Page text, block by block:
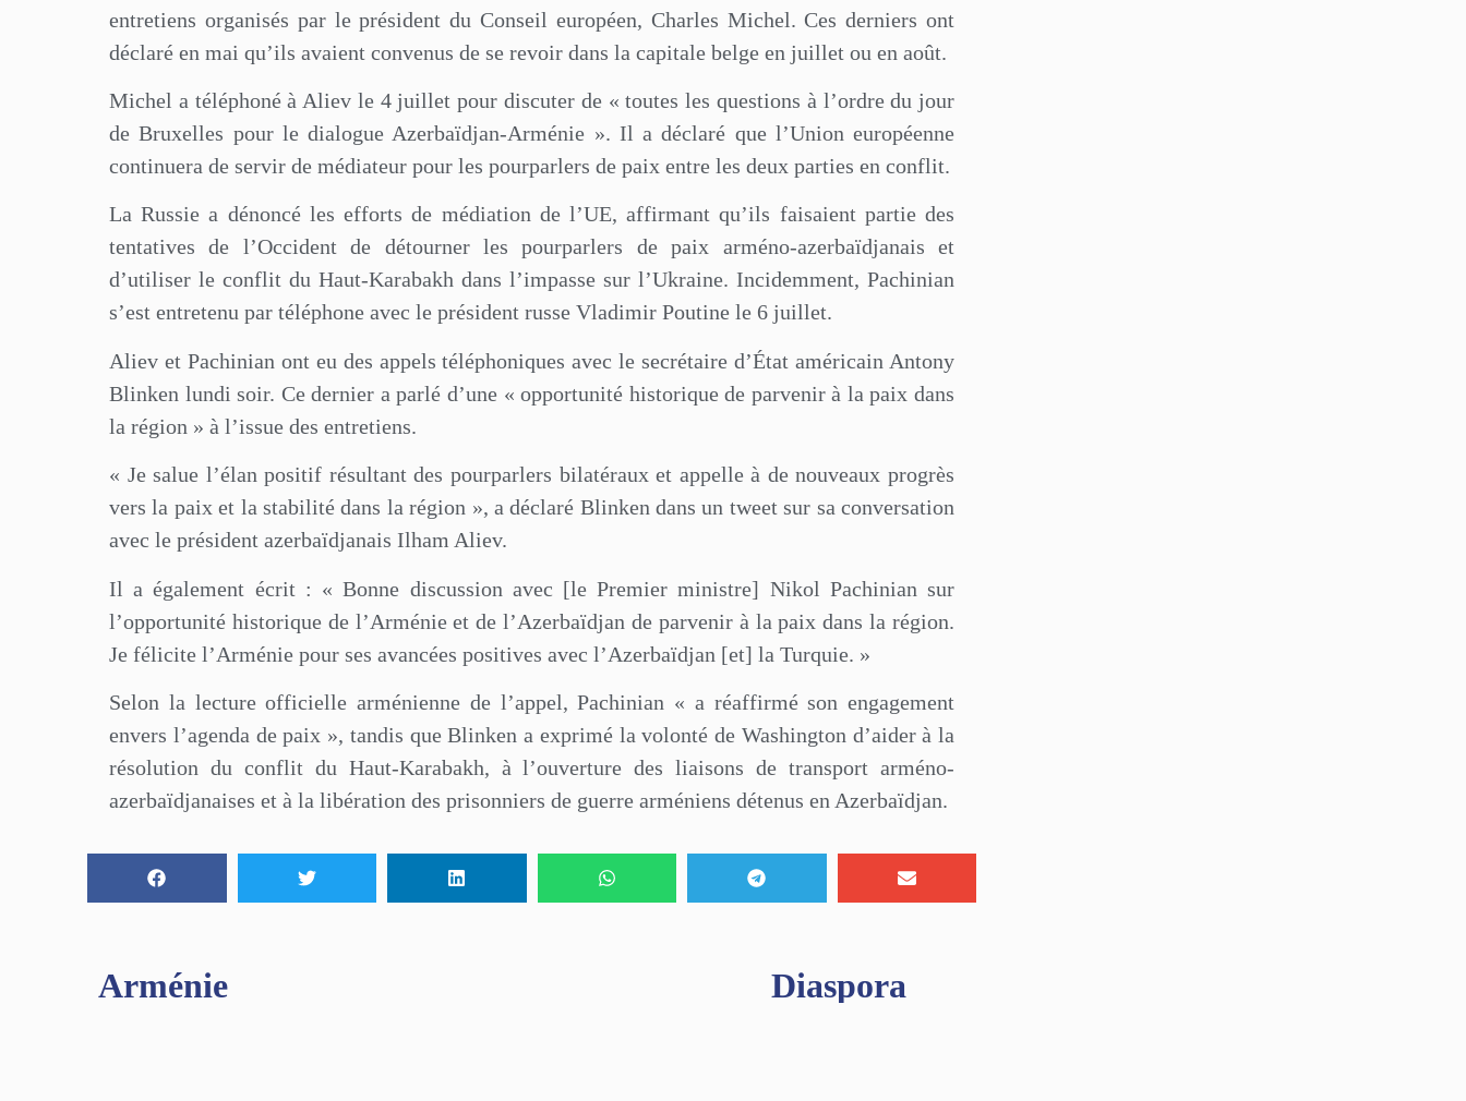
entretiens organisés par le président du Conseil européen, Charles Michel. Ces derniers ont
déclaré en mai qu’ils avaient convenus de se revoir dans la capitale belge en juillet ou en août.
Michel a téléphoné à Aliev le 4 juillet pour discuter de « toutes les questions à l’ordre du jour
de Bruxelles pour le dialogue Azerbaïdjan-Arménie ». Il a déclaré que l’Union européenne
continuera de servir de médiateur pour les pourparlers de paix entre les deux parties en conflit.
La Russie a dénoncé les efforts de médiation de l’UE, affirmant qu’ils faisaient partie des
tentatives de l’Occident de détourner les pourparlers de paix arméno-azerbaïdjanais et
d’utiliser le conflit du Haut-Karabakh dans l’impasse sur l’Ukraine. Incidemment, Pachinian
s’est entretenu par téléphone avec le président russe Vladimir Poutine le 6 juillet.
Aliev et Pachinian ont eu des appels téléphoniques avec le secrétaire d’État américain Antony
Blinken lundi soir. Ce dernier a parlé d’une « opportunité historique de parvenir à la paix dans
la région » à l’issue des entretiens.
« Je salue l’élan positif résultant des pourparlers bilatéraux et appelle à de nouveaux progrès
vers la paix et la stabilité dans la région », a déclaré Blinken dans un tweet sur sa conversation
avec le président azerbaïdjanais Ilham Aliev.
Il a également écrit : « Bonne discussion avec [le Premier ministre] Nikol Pachinian sur
l’opportunité historique de l’Arménie et de l’Azerbaïdjan de parvenir à la paix dans la région.
Je félicite l’Arménie pour ses avancées positives avec l’Azerbaïdjan [et] la Turquie. »
Selon la lecture officielle arménienne de l’appel, Pachinian « a réaffirmé son engagement
envers l’agenda de paix », tandis que Blinken a exprimé la volonté de Washington d’aider à la
résolution du conflit du Haut-Karabakh, à l’ouverture des liaisons de transport arméno-
azerbaïdjanaises et à la libération des prisonniers de guerre arméniens détenus en Azerbaïdjan.
Arménie Diaspora